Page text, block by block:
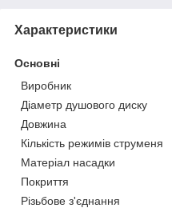
Характеристики
Основні
Виробник
Діаметр душового диску
Довжина
Кількість режимів струменя
Матеріал насадки
Покриття
Різьбове з'єднання